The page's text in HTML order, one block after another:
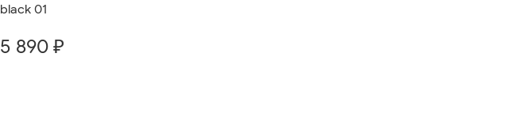
black 01
5 890 ₽